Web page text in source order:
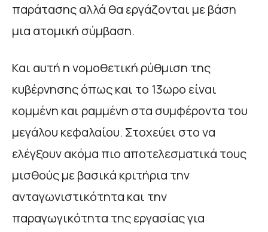
παράτασης αλλά θα εργάζονται με βάση
μια ατομική σύμβαση.
Και αυτή η νομοθετική ρύθμιση της
κυβέρνησης όπως και το 13ωρο είναι
κομμένη και ραμμένη στα συμφέροντα του
μεγάλου κεφαλαίου. Στοχεύει στο να
ελέγξουν ακόμα πιο αποτελεσματικά τους
μισθούς με βασικά κριτήρια την
ανταγωνιστικότητα και την
παραγωγικότητα της εργασίας για